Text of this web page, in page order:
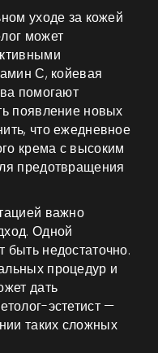
уходе за кожей
может
С, койевая
помогают
появление новых
что ежедневное
крема с высоким
предотвращения
важно
Одной
недостаточно.
процедур и
дать
эстетист —
таких сложных